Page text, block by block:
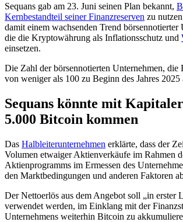
Sequans gab am 23. Juni seinen Plan bekannt,
Kernbestandteil seiner Finanzreserven zu
damit einem wachsenden Trend börsennotierter
die die Kryptowährung als Inflationsschutz und
einsetzen.
Die Zahl der börsennotierten Unternehmen, die
von weniger als 100 zu Beginn des Jahres 2025
Sequans könnte mit
5.000 Bitcoin kommen
Das Halbleiterunternehmen erklärte, dass der
Volumen etwaiger Aktienverkäufe im Rahmen
Aktienprogramms im Ermessen des
den Marktbedingungen und anderen Faktoren
Der Nettoerlös aus dem Angebot soll „in erster
verwendet werden, im Einklang mit der
Unternehmens weiterhin Bitcoin zu